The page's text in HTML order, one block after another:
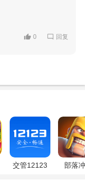
0 回复
交管12123 部落